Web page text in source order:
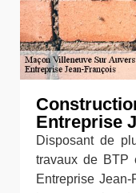
Entreprise
Disposant de
travaux de BTP
Entreprise